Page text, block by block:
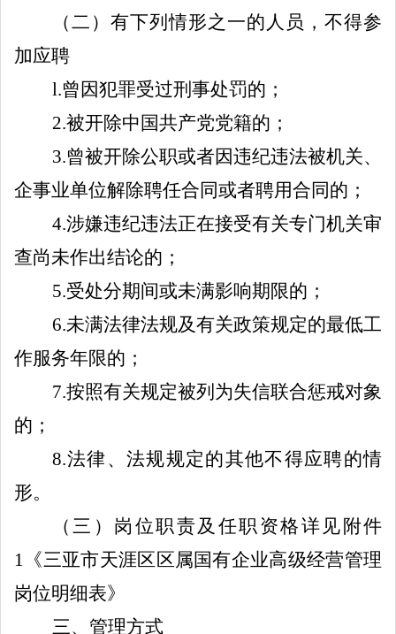
（二）有下列情形之一的人员，不得参
加应聘
l.曾因犯罪受过刑事处罚的；
2.被开除中国共产党党籍的；
3.曾被开除公职或者因违纪违法被机关、
企事业单位解除聘任合同或者聘用合同的；
4.涉嫌违纪违法正在接受有关专门机关审
查尚未作出结论的；
5.受处分期间或未满影响期限的；
6.未满法律法规及有关政策规定的最低工
作服务年限的；
7.按照有关规定被列为失信联合惩戒对象
的 ；
8.法律、法规规定的其他不得应聘的情
形。
（三）岗位职责及任职资格详见附件
1
《三亚市天涯区区属国有企业高级经营管理
岗位明细表》
三、管理方式